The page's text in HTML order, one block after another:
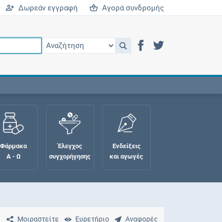
Δωρεάν εγγραφή Αγορά συνδρομής
Φάρμακα
Α - Ω
Έλεγχος
συγχορήγησης
Ενδείξεις
και αγωγές
Μοιραστείτε Ευρετήριο Αναφορές